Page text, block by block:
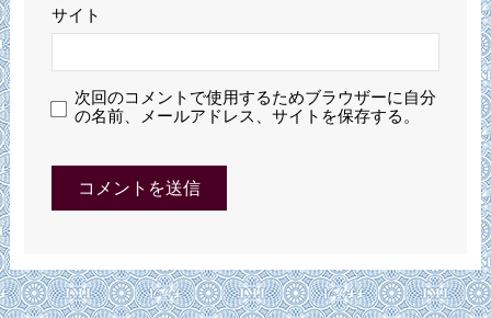
サイト
次回のコメントで使用するためブラウザーに自分
の名前、メールアドレス、サイトを保存する。